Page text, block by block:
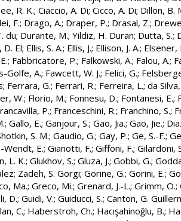
R. K.; Ciaccio, A. Di; Cicco, A. Di; Dillon, B.
F.; Drago, A.; Draper, P.; Drasal, Z.;
du; Durante, M.; Yildiz, H. Duran; Dutta, S.;
D. El; Ellis, S. A.; Ellis, J.; Ellison, J. A.; Elsener,
; Fabbricatore, P.; Falkowski, A.; Falou, A.;
Golfe, A.; Fawcett, W. J.; Felici, G.;
; Ferrara, G.; Ferrari, R.; Ferreira, L.; da
W.; Florio, M.; Fonnesu, D.; Fontanesi, E.;
P.; Franceschini, R.; Franchino, S.;
; Gallo, E.; Ganjour, S.; Gao, Jia.; Gao, Jie.;
S. M.; Gaudio, G.; Gay, P.; Ge, S.-F.;
Wendt, E.; Gianotti, F.; Giffoni, F.; Gilardoni,
L. K.; Glukhov, S.; Gluza, J.; Gobbi, G.;
; Zadeh, S. Gorgi; Gorine, G.; Gorini, E.;
Ma.; Greco, Mi.; Grenard, J.-L.; Grimm, O.;
D.; Guidi, V.; Guiducci, S.; Canton, G.
C.; Haberstroh, Ch.; Hacışahinoğlu, B.;